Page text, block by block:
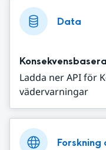
Data
Ladda ner API för
vädervarningar
Forskning